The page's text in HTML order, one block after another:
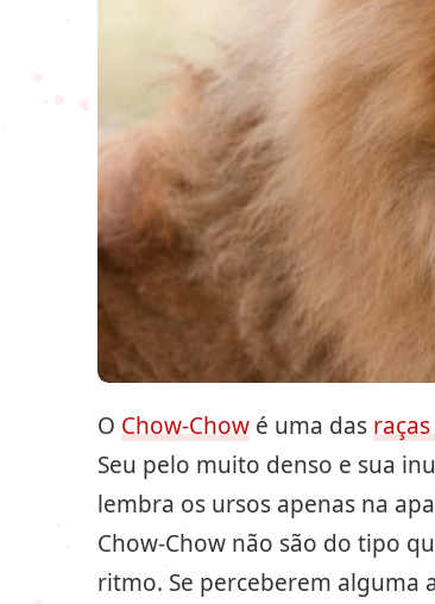
O Chow-Chow é uma das
Seu pelo muito denso e sua
lembra os ursos apenas na
Chow-Chow não são do tipo
ritmo. Se perceberem alguma